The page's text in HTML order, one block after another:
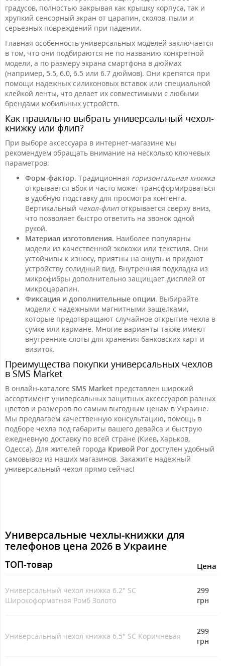
градусов, полностью закрывая как крышку корпуса, так и
хрупкий сенсорный экран от царапин, сколов, пыли и
серьезных повреждений при падении.
Главная особенность универсальных моделей заключается
в том, что они подбираются не по названию конкретной
модели, а по размеру экрана смартфона в дюймах
(например, 5.5, 6.0, 6.5 или 6.7 дюймов). Они крепятся при
помощи надежных силиконовых вставок или специальной
клейкой ленты, что делает их совместимыми с любыми
брендами мобильных устройств.
Как правильно выбрать универсальный чехол-
книжку или флип?
При выборе аксессуара в интернет-магазине мы
рекомендуем обращать внимание на несколько ключевых
параметров:
Форм-фактор. Традиционная горизонтальная книжка
открывается вбок и часто может трансформироваться
в удобную подставку для просмотра контента.
Вертикальный чехол-флипоткрывается сверху вниз,
что позволяет быстро ответить на звонок одной
рукой.
Материал изготовления. Наиболее популярны
модели из качественной экокожи или текстиля. Они
устойчивы к износу, приятны на ощупь и придают
устройству солидный вид. Внутренняя подкладка из
микрофибры дополнительно защищает дисплей от
микроцарапин.
Фиксация и дополнительные опции. Выбирайте
модели с надежными магнитными защелками,
которые предотвращают случайное открытие чехла в
сумке или кармане. Многие варианты также имеют
внутренние слоты для хранения банковских карт и
визиток.
Преимущества покупки универсальных чехлов
в SMS Market
В онлайн-каталоге SMS Market представлен широкий
ассортимент универсальных защитных аксессуаров разных
цветов и размеров по самым выгодным ценам в Украине.
Мы предлагаем качественную консультацию, помощь в
подборе чехла под габариты вашего девайса и быструю
ежедневную доставку по всей стране (Киев, Харьков,
Одесса). Для жителей города Кривой Рог доступен удобный
самовывоз из наших магазинов. Закажите надежный
универсальный чехол прямо сейчас!
Универсальные чехлы-книжки для
телефонов цена 2026 в Украине
ТОП-товар Цeна
Универсальный чехол книжка 6.2" SC
Широкоформатная Ромб Золото
299
грн
Универсальный чехол книжка 6.5" SC Коричневая
299
грн